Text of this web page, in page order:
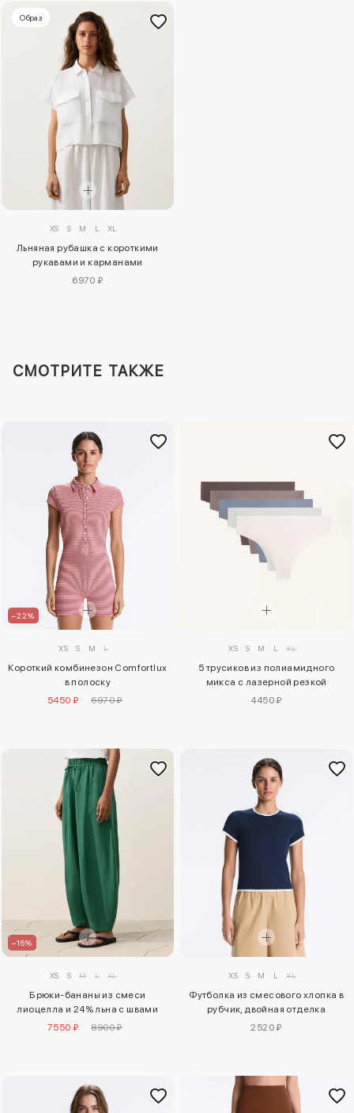
Образ
XS S M L XL
Льняная рубашка с короткими
рукавами и карманами
6970 ₽
СМОТРИТЕ ТАКЖЕ
–22%
XS S M L
Короткий комбинезон Comfortlux
в полоску
5450 ₽
6970 ₽
XS S M L XL
5 трусиков из полиамидного
микса с лазерной резкой
4450 ₽
–16%
XS S M L XL
Брюки-бананы из смеси
лиоцелла и 24% льна с швами
7550 ₽
8900 ₽
XS S M L XL
Футболка из смесового хлопка в
рубчик, двойная отделка
2520 ₽